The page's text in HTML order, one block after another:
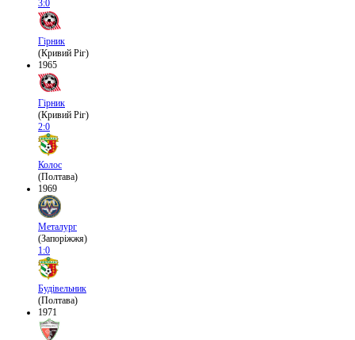
3:0
Гірник
(Кривий Ріг)
1965
Гірник
(Кривий Ріг)
2:0
Колос
(Полтава)
1969
Металург
(Запоріжжя)
1:0
Будівельник
(Полтава)
1971